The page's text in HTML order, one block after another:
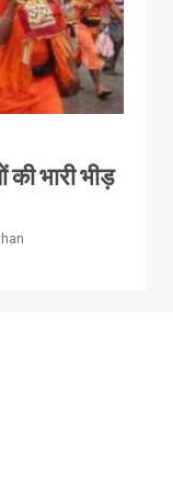
की भारी भीड़